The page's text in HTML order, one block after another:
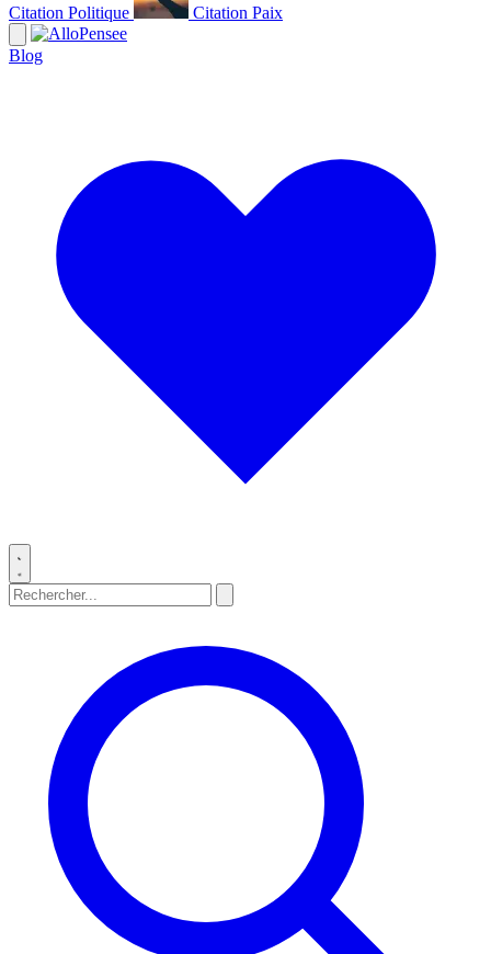
Citation Politique Citation Paix
Blog